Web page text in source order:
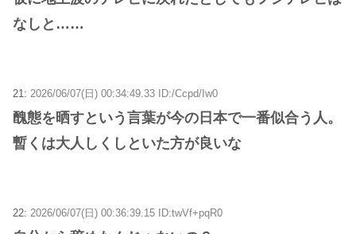
なしと……
21: 2026/06/07(日) 00:34:49.33 ID:/Ccpd/Iw0
醜態を晒すという言葉が今の日本で一番似合う人。
暫くは大人しくしといた方が良いな
22: 2026/06/07(日) 00:36:39.15 ID:twVf+pqR0